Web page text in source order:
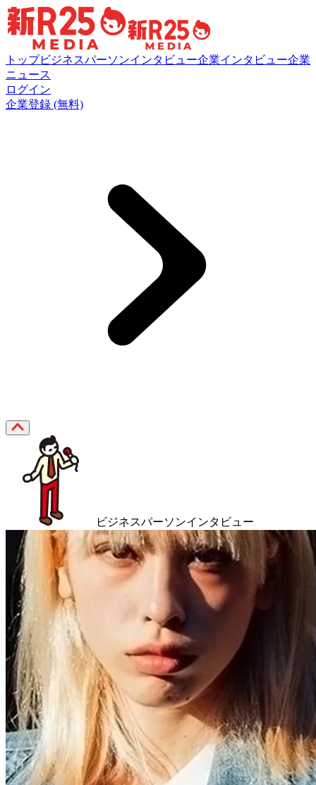
トップビジネスパーソンインタビュー企業インタビュー企業
ニュース
ログイン
企業登録 (無料)
ビジネスパーソンインタビュー